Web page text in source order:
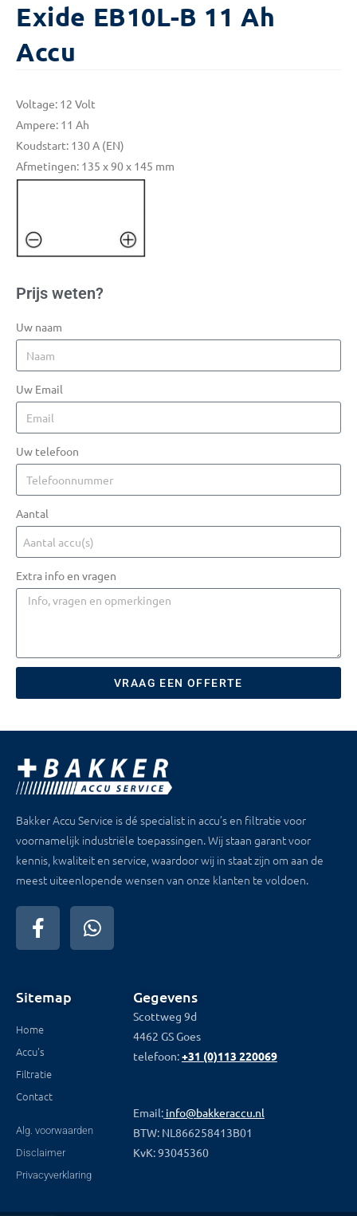
Exide EB10L-B 11 Ah
Accu
Voltage: 12 Volt
Ampere: 11 Ah
Koudstart: 130 A (EN)
Afmetingen: 135 x 90 x 145 mm
Prijs weten?
Uw naam
Uw Email
Uw telefoon
Aantal
Extra info en vragen
VRAAG EEN OFFERTE
Bakker Accu Service is dé specialist in accu’s en filtratie voor
voornamelijk industriële toepassingen. Wij staan garant voor
kennis, kwaliteit en service, waardoor wij in staat zijn om aan de
meest uiteenlopende wensen van onze klanten te voldoen.
Sitemap
Home
Accu's
Filtratie
Contact
Alg. voorwaarden
Disclaimer
Privacyverklaring
Gegevens
Scottweg 9d
4462 GS Goes
telefoon:+31 (0)113 220069
Email: info@bakkeraccu.nl
BTW: NL866258413B01
KvK: 93045360